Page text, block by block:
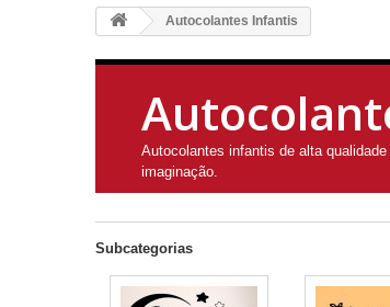
Autocolantes Infantis
Autocolantes infantis de alta
imaginação.
Subcategorias